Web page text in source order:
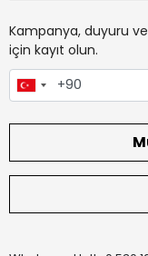
Kampanya, duyuru
için kayıt olun.